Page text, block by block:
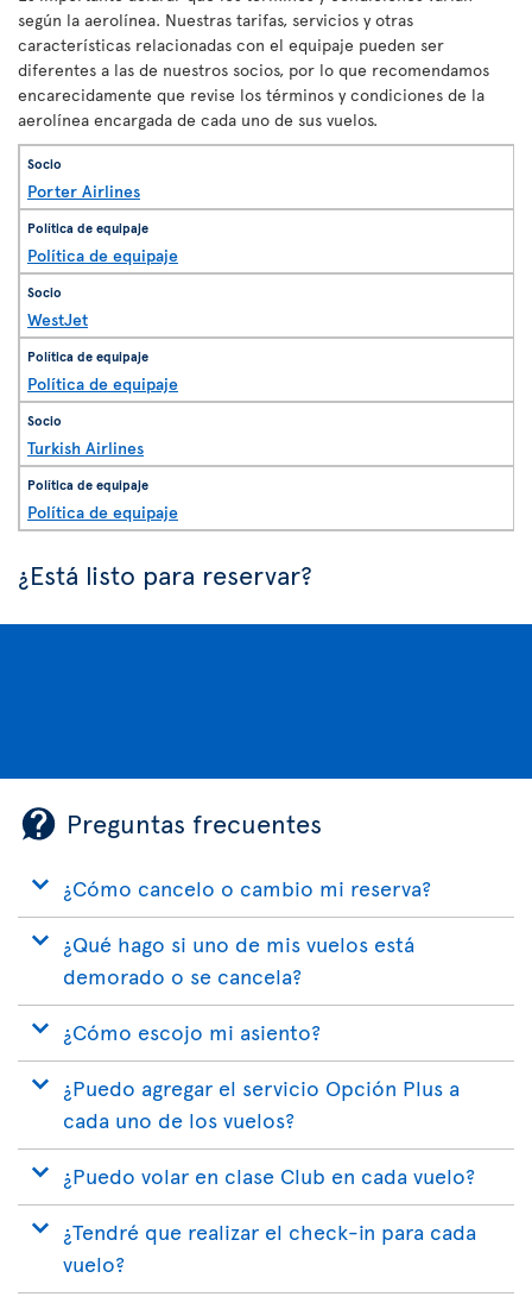
según la aerolínea. Nuestras tarifas, servicios y otras
características relacionadas con el equipaje pueden ser
diferentes a las de nuestros socios, por lo que recomendamos
encarecidamente que revise los términos y condiciones de la
aerolínea encargada de cada uno de sus vuelos.
Porter Airlines
Política de equipaje
WestJet
Política de equipaje
Turkish Airlines
Política de equipaje
¿Está listo para reservar?
Preguntas frecuentes
¿Cómo cancelo o cambio mi reserva?
¿Qué hago si uno de mis vuelos está
demorado o se cancela?
¿Cómo escojo mi asiento?
¿Puedo agregar el servicio Opción Plus a
cada uno de los vuelos?
¿Puedo volar en clase Club en cada vuelo?
¿Tendré que realizar el check-in para cada
vuelo?